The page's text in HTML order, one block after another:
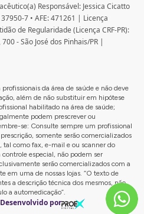
Responsável: Jessica Cicatto
7 • AFE: 471261 | Licença
de Regularidade (Licença CRF-PR):
- São José dos Pinhais/PR |
da área de saúde e não deve
além de não substituir em hipótese
habilitado na área de saúde;
podem prescrever ou
se: Consulte sempre um profissional
somente serão comercializados
como fax, e-mail e ou scanner do
especial, não podem ser
serão comercializados com a
em uma de nossas lojas. “O texto de
a descrição técnica dos mesmos, não
a automedicação”.
Desenvolvido por